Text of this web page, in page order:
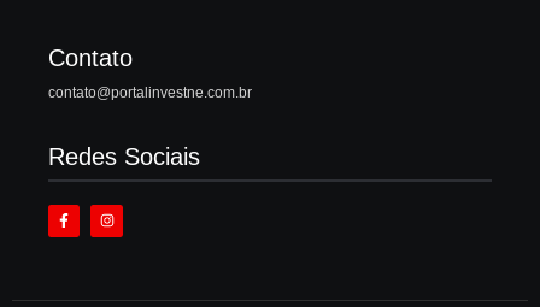
Contato
contato@portalinvestne.com.br
Redes Sociais